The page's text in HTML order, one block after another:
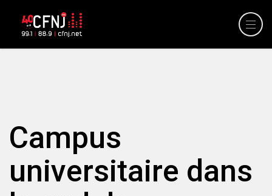
Campus
universitaire dans